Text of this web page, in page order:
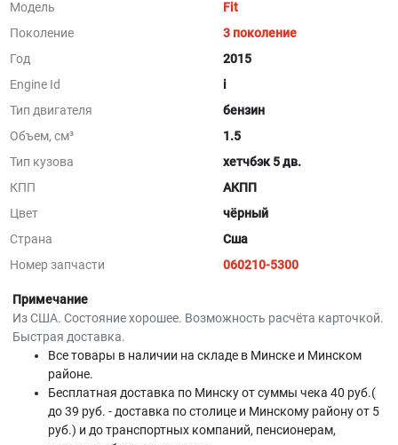
Модель
Fit
Поколение
3 поколение
Год
2015
Engine Id
i
Тип двигателя
бензин
Объем, см³
1.5
Тип кузова
хетчбэк 5 дв.
КПП
АКПП
Цвет
чёрный
Страна
Сша
Номер запчасти
060210-5300
Примечание
Из США. Состояние хорошее. Возможность расчёта карточкой.
Быстрая доставка.
Все товары в наличии на складе в Минскe и Минском
районе.
Бесплатная доставка по Минску от суммы чека 40 руб.(
до 39 руб. - доставка по столице и Минскому району от 5
руб.) и до транспортных компаний, пенсионерам,